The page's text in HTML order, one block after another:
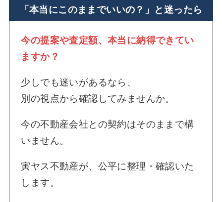
「本当にこのままでいいの？」と迷ったら
今の提案や査定額、本当に納得できてい
ますか？
少しでも迷いがあるなら、
別の視点から確認してみませんか。
今の不動産会社との契約はそのままで構
いません。
寅ヤス不動産が、公平に整理・確認いた
します。